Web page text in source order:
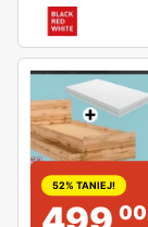
52% TANIEJ!
00